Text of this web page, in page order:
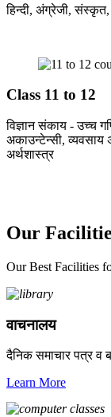
हिन्दी, अंग्रेजी, संस्कृत,
Class 11 to 12
विज्ञान संकाय - उच्च
अकाउन्टेन्सी, व्यवसाय
अर्थशास्त्र
Our
Our Best Facilities
वाचनालय
दैनिक समाचार पत्र व
Learn More